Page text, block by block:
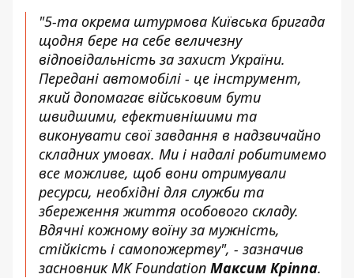
"5-та окрема штурмова Київська бригада
щодня бере на себе величезну
відповідальність за захист України.
Передані автомобілі - це інструмент,
який допомагає військовим бути
швидшими, ефективнішими та
виконувати свої завдання в надзвичайно
складних умовах. Ми і надалі робитимемо
все можливе, щоб вони отримували
ресурси, необхідні для служби та
збереження життя особового складу.
Вдячні кожному воїну за мужність,
стійкість і самопожертву", - зазначив
засновник MK Foundation Максим Кріппа.